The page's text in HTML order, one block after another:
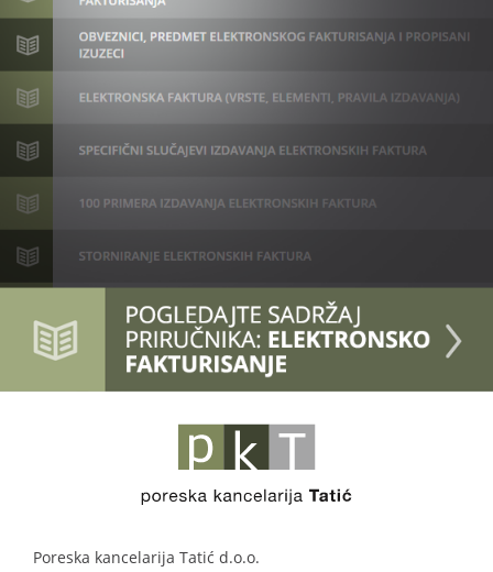
Poreska kancelarija Tatić d.o.o.